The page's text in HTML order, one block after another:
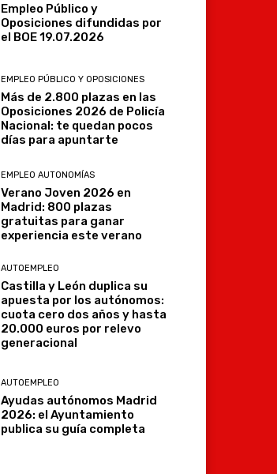
Empleo Público y
Oposiciones difundidas por
el BOE 19.07.2026
EMPLEO PÚBLICO Y OPOSICIONES
Más de 2.800 plazas en las
Oposiciones 2026 de Policía
Nacional: te quedan pocos
días para apuntarte
EMPLEO AUTONOMÍAS
Verano Joven 2026 en
Madrid: 800 plazas
gratuitas para ganar
experiencia este verano
AUTOEMPLEO
Castilla y León duplica su
apuesta por los autónomos:
cuota cero dos años y hasta
20.000 euros por relevo
generacional
AUTOEMPLEO
Ayudas autónomos Madrid
2026: el Ayuntamiento
publica su guía completa